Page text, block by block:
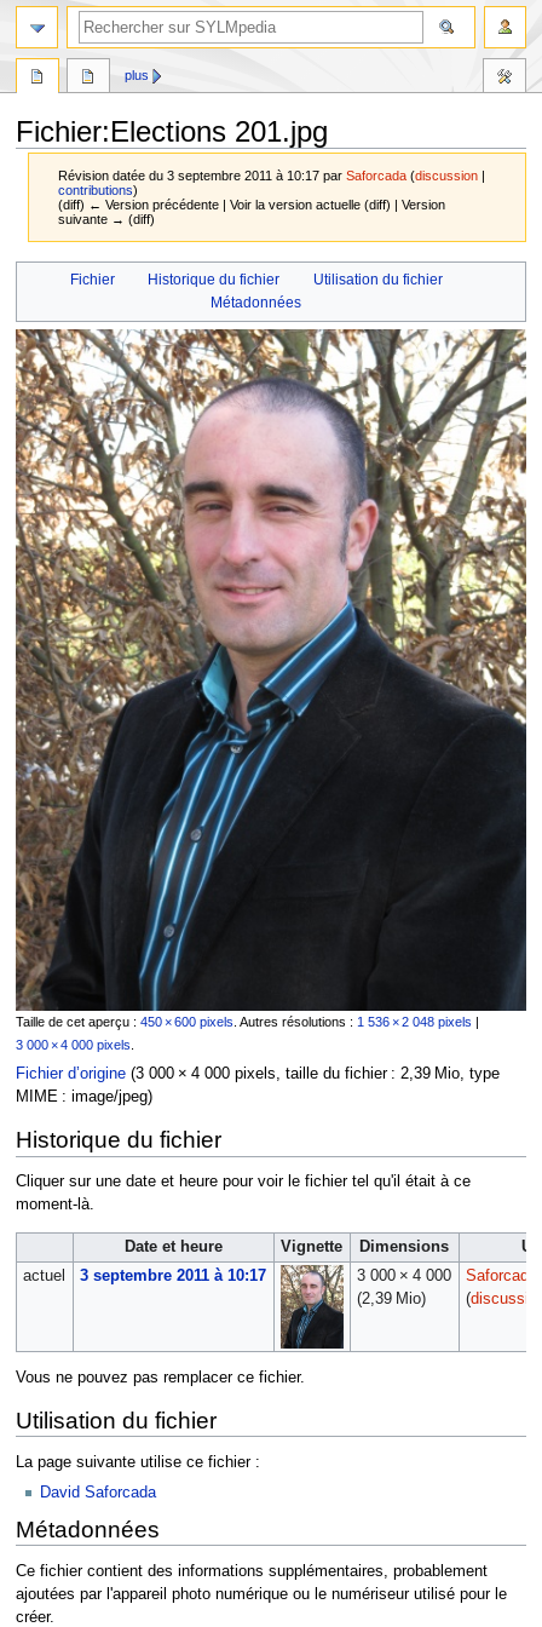
Fichier:Elections 201.jpg
Révision datée du 3 septembre 2011 à 10:17 parSaforcada (discussion |
contributions)
(diff) ← Version précédente | Voir la version actuelle (diff) | Version
suivante → (diff)
la
navigation
la
recherche
Fichier Historique du fichier
Utilisation du fichier
Métadonnées
Taille de cet aperçu : 450 × 600 pixels Autres résolutions : 1 536 × 2 048 pixels
3 000 × 4 000 pixels
Fichier d’origine‎ (3 000 × 4 000 pixels, taille du fichier : 2,39 Mio, type
MIME : image/jpeg)
Historique du fichier
Cliquer sur une date et heure pour voir le fichier tel qu'il était à ce
moment-là.
Date et heure Vignette Dimensions
actuel
3 septembre 2011 à 10:17
3 000 × 4 000
(2,39 Mio)
Saforcada
(
Vous ne pouvez pas remplacer ce fichier.
Utilisation du fichier
La page suivante utilise ce fichier :
David Saforcada
Métadonnées
Ce fichier contient des informations supplémentaires, probablement
ajoutées par l'appareil photo numérique ou le numériseur utilisé pour le
créer.
plus